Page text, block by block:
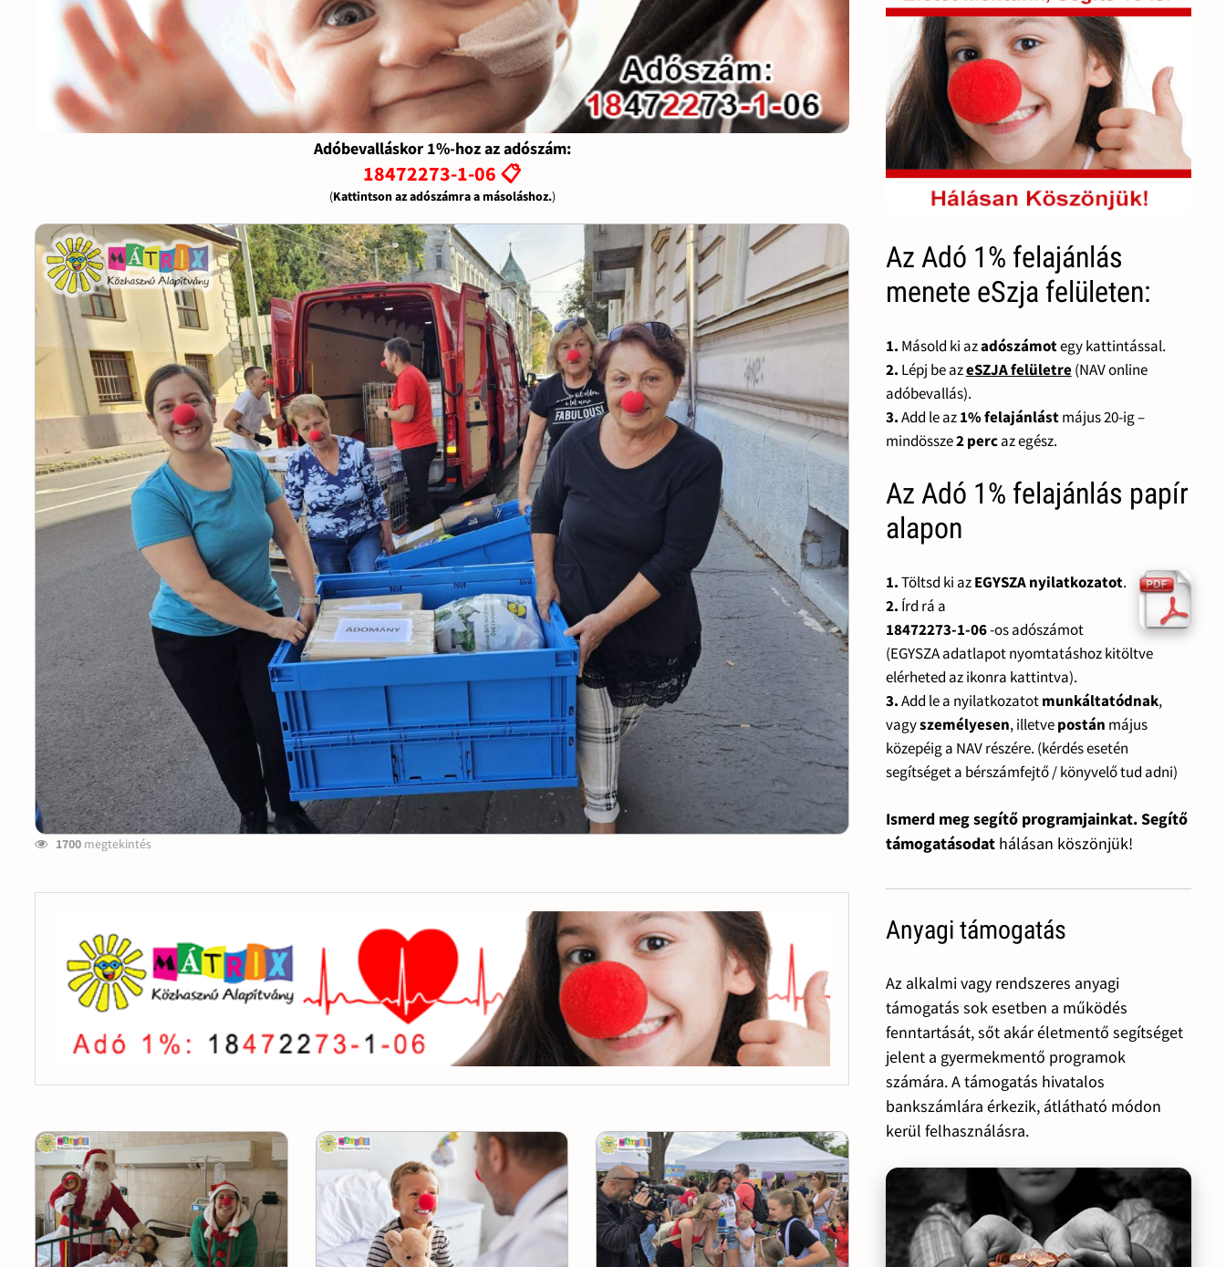
Adóbevalláskor 1%-hoz az adószám:
18472273-1-06 📋
(Kattintson az adószámra a másoláshoz.)
1700 megtekintés
Az Adó 1% felajánlás
menete eSzja felületen:
1. Másold ki azadószámotegy kattintással.
2. Lépj be azeSZJA felületre(NAV online
adóbevallás).
3.Add le az1% felajánlástmájus 20-ig –
mindössze2 percaz egész.
Az Adó 1% felajánlás papír
alapon
1.Töltsd ki azEGYSZA nyilatkozatot.
2. Írd rá a
18472273-1-06-os adószámot
(EGYSZA adatlapot nyomtatáshoz kitöltve
elérheted az ikonra kattintva).
3.Add le a nyilatkozatotmunkáltatódnak,
vagyszemélyesen, illetvepostán május
közepéig a NAV részére. (kérdés esetén
segítséget a bérszámfejtő / könyvelő tud adni)
Ismerd meg segítő programjainkat. Segítő
támogatásodat hálásan köszönjük!
Anyagi támogatás
Az alkalmi vagy rendszeres anyagi
támogatás sok esetben a működés
fenntartását, sőt akár életmentő segítséget
jelent a gyermekmentő programok
számára. A támogatás hivatalos
bankszámlára érkezik, átlátható módon
kerül felhasználásra.